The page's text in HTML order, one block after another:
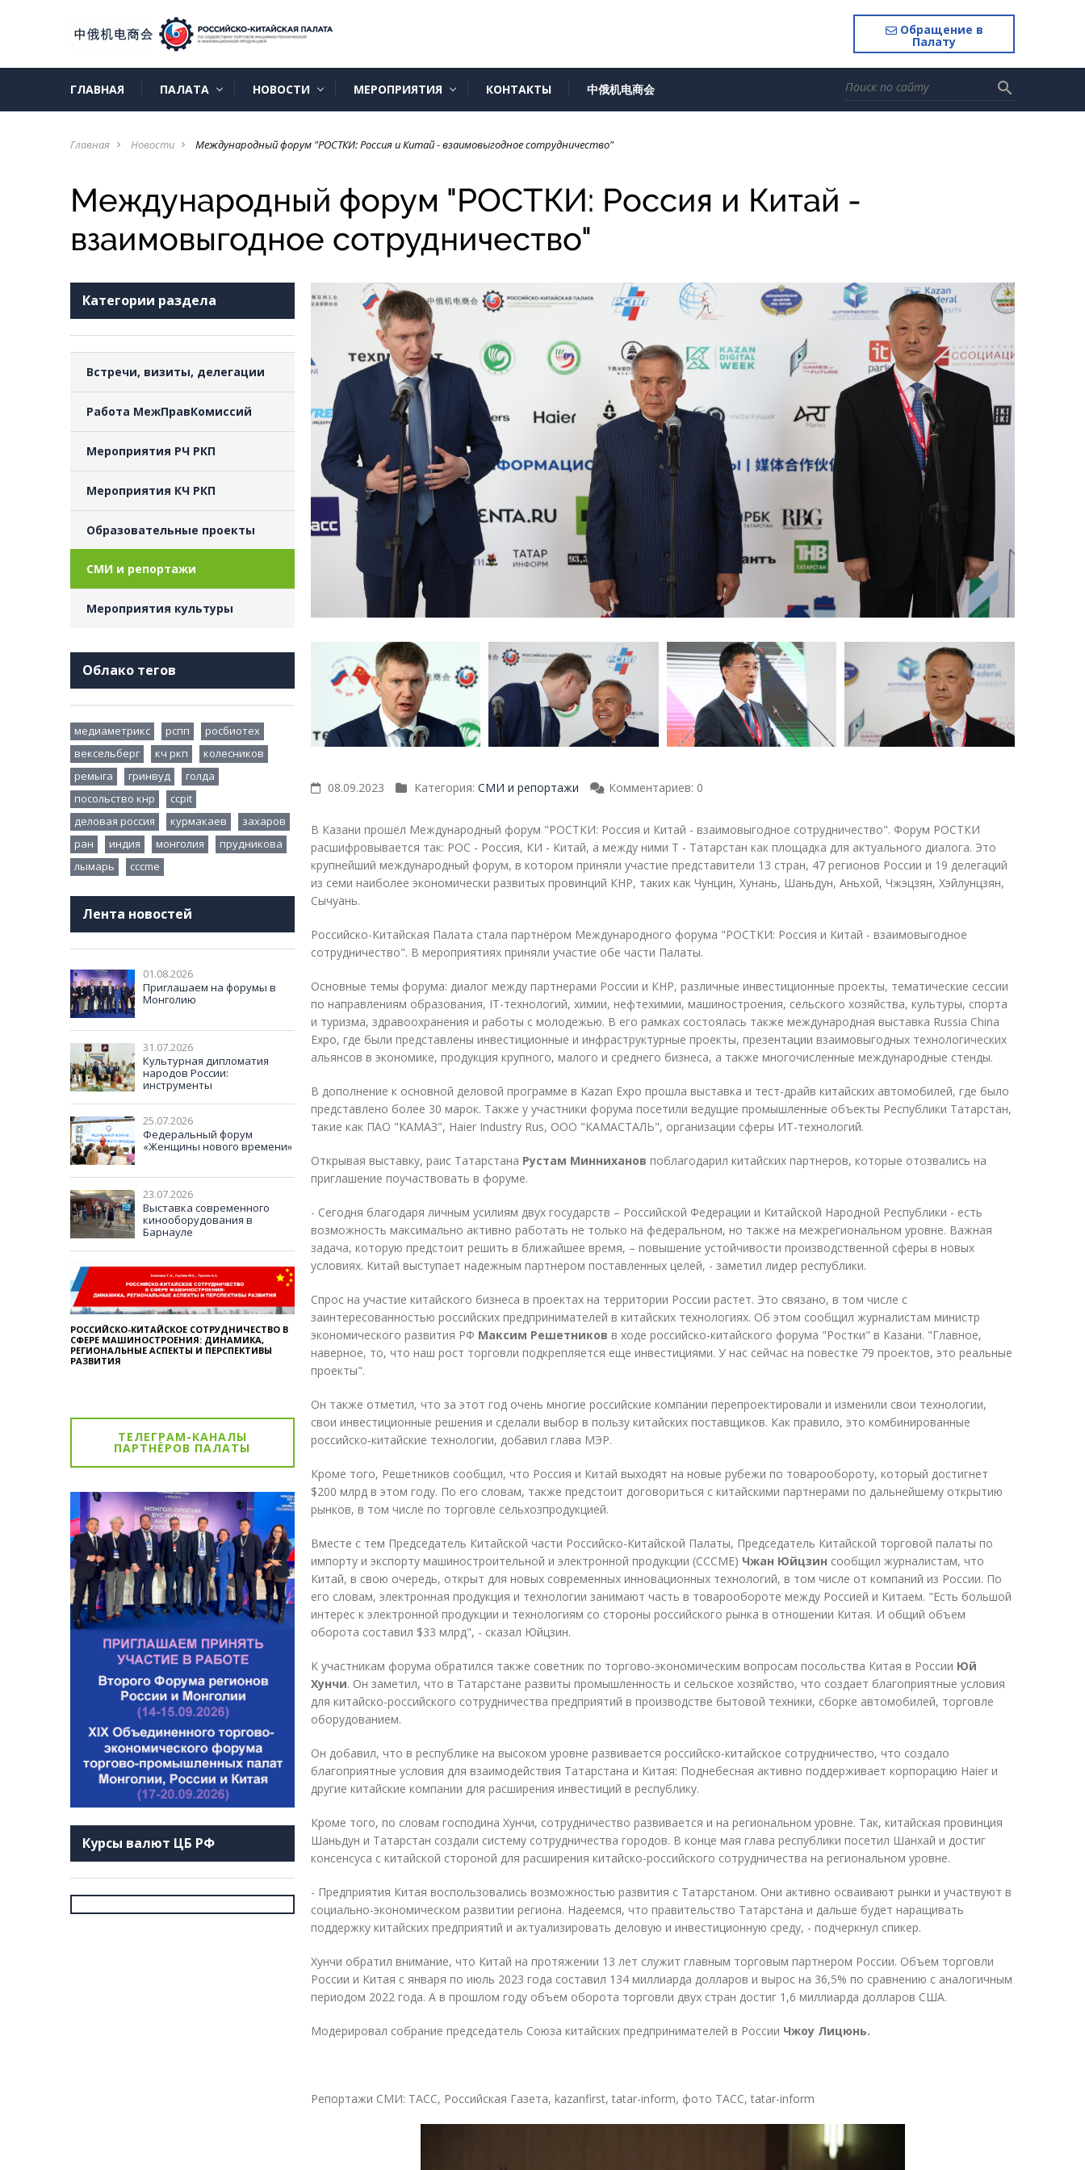
Обращение в
Палату
ГЛАВНАЯ ПАЛАТА НОВОСТИ МЕРОПРИЯТИЯ КОНТАКТЫ 中俄机电商会 search
Главная navigate_next Новости navigate_next Международный форум "РОСТКИ: Россия и Китай - взаимовыгодное сотрудничество"
Международный форум "РОСТКИ: Россия и Китай -
взаимовыгодное сотрудничество"
Категории раздела
Встречи, визиты, делегации
Работа МежПравКомиссий
Мероприятия РЧ РКП
Мероприятия КЧ РКП
Образовательные проекты
СМИ и репортажи
Мероприятия культуры
Облако тегов
медиаметрикс рспп
росбиотех
вексельберг
кч ркп
колесников
ремыга
гринвуд
голда
посольство кнр
ccpit
деловая россия
курмакаев
захаров
ран
индия монголия
прудникова
лымарь
cccme
Лента новостей
01.08.2026
Приглашаем на форумы в
Монголию
31.07.2026
Культурная дипломатия
народов России:
инструменты
сотрудничества и
сохранения традиционных
ценностей в многополярном
мире
25.07.2026
Федеральный форум
«Женщины нового времени»
23.07.2026
Выставка современного
кинооборудования в
Барнауле
РОССИЙСКО-КИТАЙСКОЕ СОТРУДНИЧЕСТВО В
СФЕРЕ МАШИНОСТРОЕНИЯ: ДИНАМИКА,
РЕГИОНАЛЬНЫЕ АСПЕКТЫ И ПЕРСПЕКТИВЫ
РАЗВИТИЯ
ТЕЛЕГРАМ-КАНАЛЫ
ПАРТНЁРОВ ПАЛАТЫ
Курсы валют ЦБ РФ
08.09.2023 Категория: СМИ и репортажи Комментариев: 0
В Казани прошёл Международный форум "РОСТКИ: Россия и Китай - взаимовыгодное сотрудничество". Форум РОСТКИ
расшифровывается так: РОС - Россия, КИ - Китай, а между ними Т - Татарстан как площадка для актуального диалога. Это
крупнейший международный форум, в котором приняли участие представители 13 стран, 47 регионов России и 19 делегаций
из семи наиболее экономически развитых провинций КНР, таких как Чунцин, Хунань, Шаньдун, Аньхой, Чжэцзян, Хэйлунцзян,
Сычуань.
Российско-Китайская Палата стала партнёром Международного форума "РОСТКИ: Россия и Китай - взаимовыгодное
сотрудничество". В мероприятиях приняли участие обе части Палаты.
Основные темы форума: диалог между партнерами России и КНР, различные инвестиционные проекты, тематические сессии
по направлениям образования, IT-технологий, химии, нефтехимии, машиностроения, сельского хозяйства, культуры, спорта
и туризма, здравоохранения и работы с молодежью. В его рамках состоялась также международная выставка Russia China
Expo, где были представлены инвестиционные и инфраструктурные проекты, презентации взаимовыгодных технологических
альянсов в экономике, продукция крупного, малого и среднего бизнеса, а также многочисленные международные стенды.
В дополнение к основной деловой программе в Kazan Expo прошла выставка и тест-драйв китайских автомобилей, где было
представлено более 30 марок. Также у участники форума посетили ведущие промышленные объекты Республики Татарстан,
такие как ПАО "КАМАЗ", Haier Industry Rus, ООО "КАМАСТАЛЬ", организации сферы ИТ-технологий.
Открывая выставку, раис Татарстана Рустам Минниханов поблагодарил китайских партнеров, которые отозвались на
приглашение поучаствовать в форуме.
- Сегодня благодаря личным усилиям двух государств – Российской Федерации и Китайской Народной Республики - есть
возможность максимально активно работать не только на федеральном, но также на межрегиональном уровне. Важная
задача, которую предстоит решить в ближайшее время, – повышение устойчивости производственной сферы в новых
условиях. Китай выступает надежным партнером поставленных целей, - заметил лидер республики.
Спрос на участие китайского бизнеса в проектах на территории России растет. Это связано, в том числе с
заинтересованностью российских предпринимателей в китайских технологиях. Об этом сообщил журналистам министр
экономического развития РФ Максим Решетников в ходе российско-китайского форума "Ростки" в Казани. "Главное,
наверное, то, что наш рост торговли подкрепляется еще инвестициями. У нас сейчас на повестке 79 проектов, это реальные
проекты".
Он также отметил, что за этот год очень многие российские компании перепроектировали и изменили свои технологии,
свои инвестиционные решения и сделали выбор в пользу китайских поставщиков. Как правило, это комбинированные
российско-китайские технологии, добавил глава МЭР.
Кроме того, Решетников сообщил, что Россия и Китай выходят на новые рубежи по товарообороту, который достигнет
$200 млрд в этом году. По его словам, также предстоит договориться с китайскими партнерами по дальнейшему открытию
рынков, в том числе по торговле сельхозпродукцией.
Вместе с тем Председатель Китайской части Российско-Китайской Палаты, Председатель Китайской торговой палаты по
импорту и экспорту машиностроительной и электронной продукции (CCCME) Чжан Юйцзин сообщил журналистам, что
Китай, в свою очередь, открыт для новых современных инновационных технологий, в том числе от компаний из России. По
его словам, электронная продукция и технологии занимают часть в товарообороте между Россией и Китаем. "Есть большой
интерес к электронной продукции и технологиям со стороны российского рынка в отношении Китая. И общий объем
оборота составил $33 млрд", - сказал Юйцзин.
К участникам форума обратился также советник по торгово-экономическим вопросам посольства Китая в России Юй
Хунчи. Он заметил, что в Татарстане развиты промышленность и сельское хозяйство, что создает благоприятные условия
для китайско-российского сотрудничества предприятий в производстве бытовой техники, сборке автомобилей, торговле
оборудованием.
Он добавил, что в республике на высоком уровне развивается российско-китайское сотрудничество, что создало
благоприятные условия для взаимодействия Татарстана и Китая: Поднебесная активно поддерживает корпорацию Haier и
другие китайские компании для расширения инвестиций в республику.
Кроме того, по словам господина Хунчи, сотрудничество развивается и на региональном уровне. Так, китайская провинция
Шаньдун и Татарстан создали систему сотрудничества городов. В конце мая глава республики посетил Шанхай и достиг
консенсуса с китайской стороной для расширения китайско-российского сотрудничества на региональном уровне.
- Предприятия Китая воспользовались возможностью развития с Татарстаном. Они активно осваивают рынки и участвуют в
социально-экономическом развитии региона. Надеемся, что правительство Татарстана и дальше будет наращивать
поддержку китайских предприятий и актуализировать деловую и инвестиционную среду, - подчеркнул спикер.
Хунчи обратил внимание, что Китай на протяжении 13 лет служит главным торговым партнером России. Объем торговли
России и Китая с января по июль 2023 года составил 134 миллиарда долларов и вырос на 36,5% по сравнению с аналогичным
периодом 2022 года. А в прошлом году объем оборота торговли двух стран достиг 1,6 миллиарда долларов США.
Модерировал собрание председатель Союза китайских предпринимателей в России Чжоу Лицюнь.
Репортажи СМИ: ТАСС, Российская Газета, kazanfirst, tatar-inform, фото ТАСС, tatar-inform